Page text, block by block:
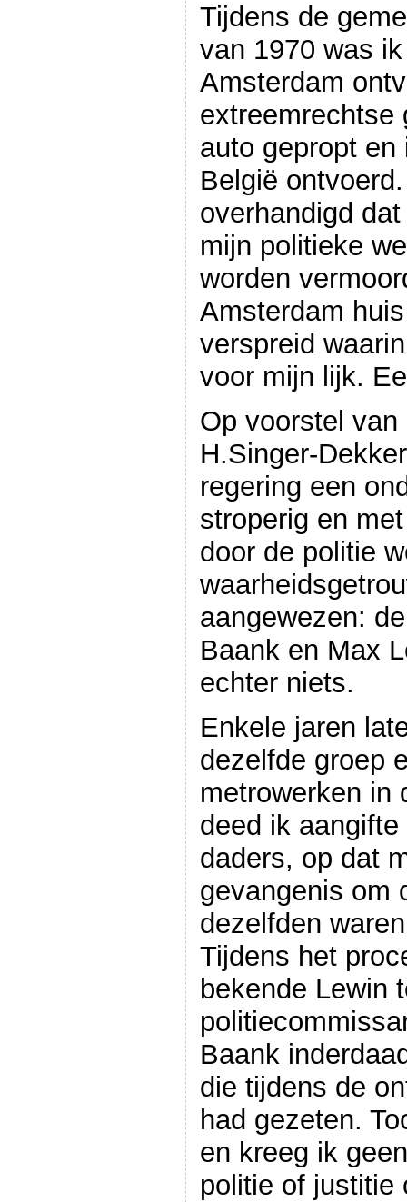
Tijdens de
van 1970 was
Amsterdam
extreemrechtse
auto gepropt
België
overhandigd
mijn politieke
worden
Amsterdam
verspreid
voor mijn lijk.
Op voorstel van
H.Singer-
regering een
stroperig en
door de politie
aangewezen:
Baank en Max
echter niets.
Enkele jaren
dezelfde groep
metrowerken in
deed ik
daders, op dat
gevangenis om
dezelfden
Tijdens het
bekende Lewin
Baank
die tijdens de
had gezeten.
en kreeg ik
politie of justitie